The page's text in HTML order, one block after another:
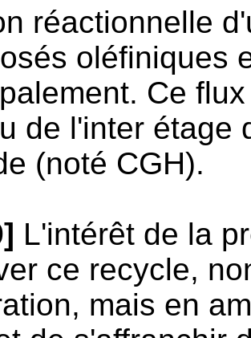
réactionnelle
oléfiniques
Ce
de l'inter étage
(noté CGH).
L'intérêt de la
ce recycle,
mais en